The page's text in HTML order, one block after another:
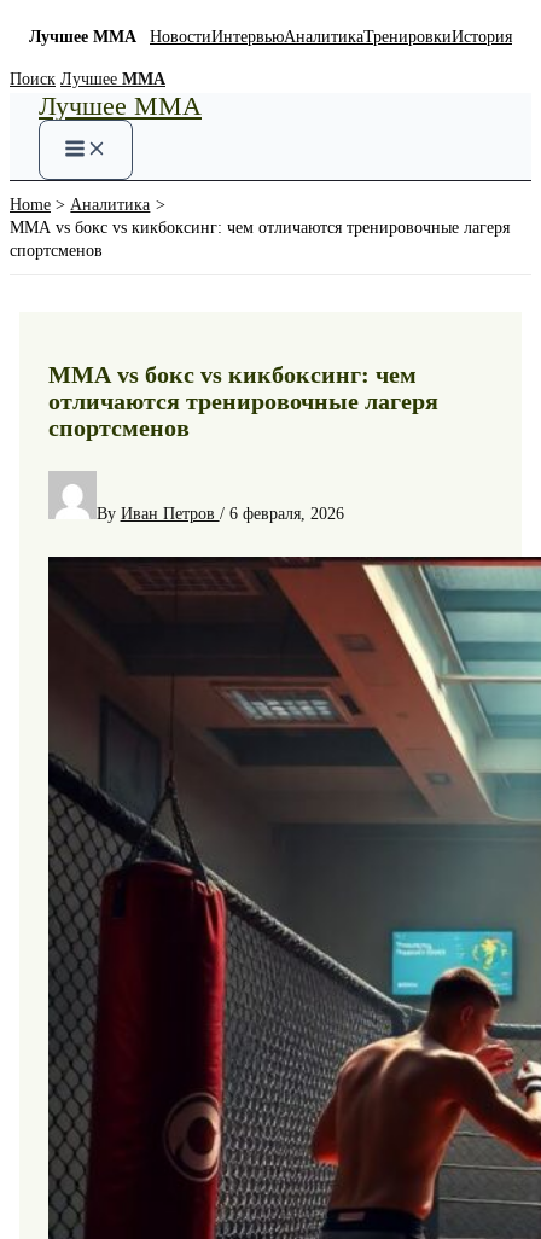
Лучшее ММА НовостиИнтервьюАналитикаТренировкиИстория
Skip
content
Поиск Лучшее ММА
Лучшее ММА
Home
Аналитика
ММА vs бокс vs кикбоксинг: чем отличаются тренировочные лагеря
спортсменов
ММА vs бокс vs кикбоксинг: чем
отличаются тренировочные лагеря
спортсменов
By Иван Петров / 6 февраля, 2026